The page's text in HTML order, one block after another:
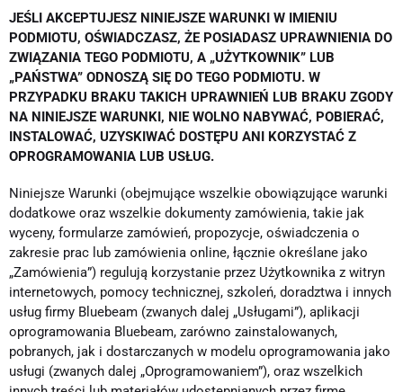
JEŚLI AKCEPTUJESZ NINIEJSZE WARUNKI W IMIENIU
PODMIOTU, OŚWIADCZASZ, ŻE POSIADASZ UPRAWNIENIA DO
ZWIĄZANIA TEGO PODMIOTU, A „UŻYTKOWNIK” LUB
„PAŃSTWA” ODNOSZĄ SIĘ DO TEGO PODMIOTU. W
PRZYPADKU BRAKU TAKICH UPRAWNIEŃ LUB BRAKU ZGODY
NA NINIEJSZE WARUNKI, NIE WOLNO NABYWAĆ, POBIERAĆ,
INSTALOWAĆ, UZYSKIWAĆ DOSTĘPU ANI KORZYSTAĆ Z
OPROGRAMOWANIA LUB USŁUG.
Niniejsze Warunki (obejmujące wszelkie obowiązujące warunki
dodatkowe oraz wszelkie dokumenty zamówienia, takie jak
wyceny, formularze zamówień, propozycje, oświadczenia o
zakresie prac lub zamówienia online, łącznie określane jako
„Zamówienia”) regulują korzystanie przez Użytkownika z witryn
internetowych, pomocy technicznej, szkoleń, doradztwa i innych
usług firmy Bluebeam (zwanych dalej „Usługami”), aplikacji
oprogramowania Bluebeam, zarówno zainstalowanych,
pobranych, jak i dostarczanych w modelu oprogramowania jako
usługi (zwanych dalej „Oprogramowaniem”), oraz wszelkich